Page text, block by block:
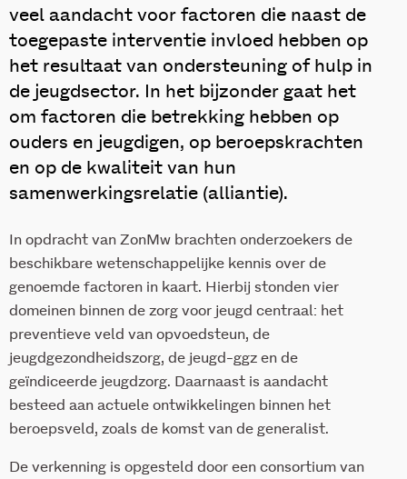
veel aandacht voor factoren die naast de
toegepaste interventie invloed hebben op
het resultaat van ondersteuning of hulp in
de jeugdsector. In het bijzonder gaat het
om factoren die betrekking hebben op
ouders en jeugdigen, op beroepskrachten
en op de kwaliteit van hun
samenwerkingsrelatie (alliantie).
In opdracht van ZonMw brachten onderzoekers de
beschikbare wetenschappelijke kennis over de
genoemde factoren in kaart. Hierbij stonden vier
domeinen binnen de zorg voor jeugd centraal: het
preventieve veld van opvoedsteun, de
jeugdgezondheidszorg, de jeugd-ggz en de
geïndiceerde jeugdzorg. Daarnaast is aandacht
besteed aan actuele ontwikkelingen binnen het
beroepsveld, zoals de komst van de generalist.
De verkenning is opgesteld door een consortium van